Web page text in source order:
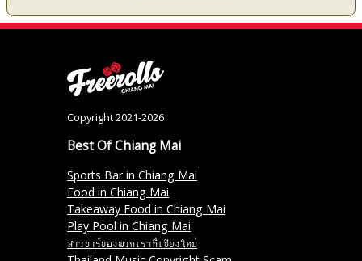
Copyright 2021-2026
Best Of Chiang Mai
Sports Bar in Chiang Mai
Food in Chiang Mai
Takeaway Food in Chiang Mai
Play Pool in Chiang Mai
สาวบาร์ของพวกเราที่เชียงใหม่